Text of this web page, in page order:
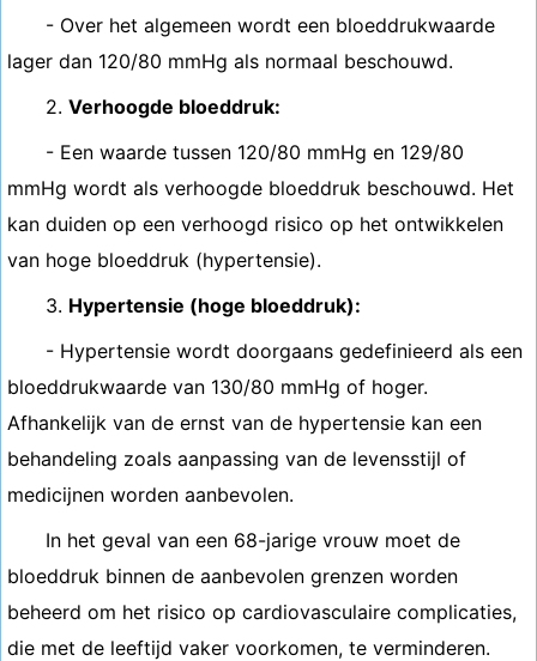
- Over het algemeen wordt een bloeddrukwaarde
lager dan 120/80 mmHg als normaal beschouwd.
2. Verhoogde bloeddruk:
- Een waarde tussen 120/80 mmHg en 129/80
mmHg wordt als verhoogde bloeddruk beschouwd. Het
kan duiden op een verhoogd risico op het ontwikkelen
van hoge bloeddruk (hypertensie).
3. Hypertensie (hoge bloeddruk):
- Hypertensie wordt doorgaans gedefinieerd als een
bloeddrukwaarde van 130/80 mmHg of hoger.
Afhankelijk van de ernst van de hypertensie kan een
behandeling zoals aanpassing van de levensstijl of
medicijnen worden aanbevolen.
In het geval van een 68-jarige vrouw moet de
bloeddruk binnen de aanbevolen grenzen worden
beheerd om het risico op cardiovasculaire complicaties,
die met de leeftijd vaker voorkomen, te verminderen.